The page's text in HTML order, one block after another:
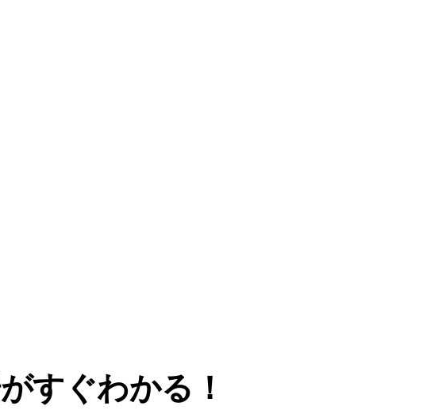
すぐわかる！